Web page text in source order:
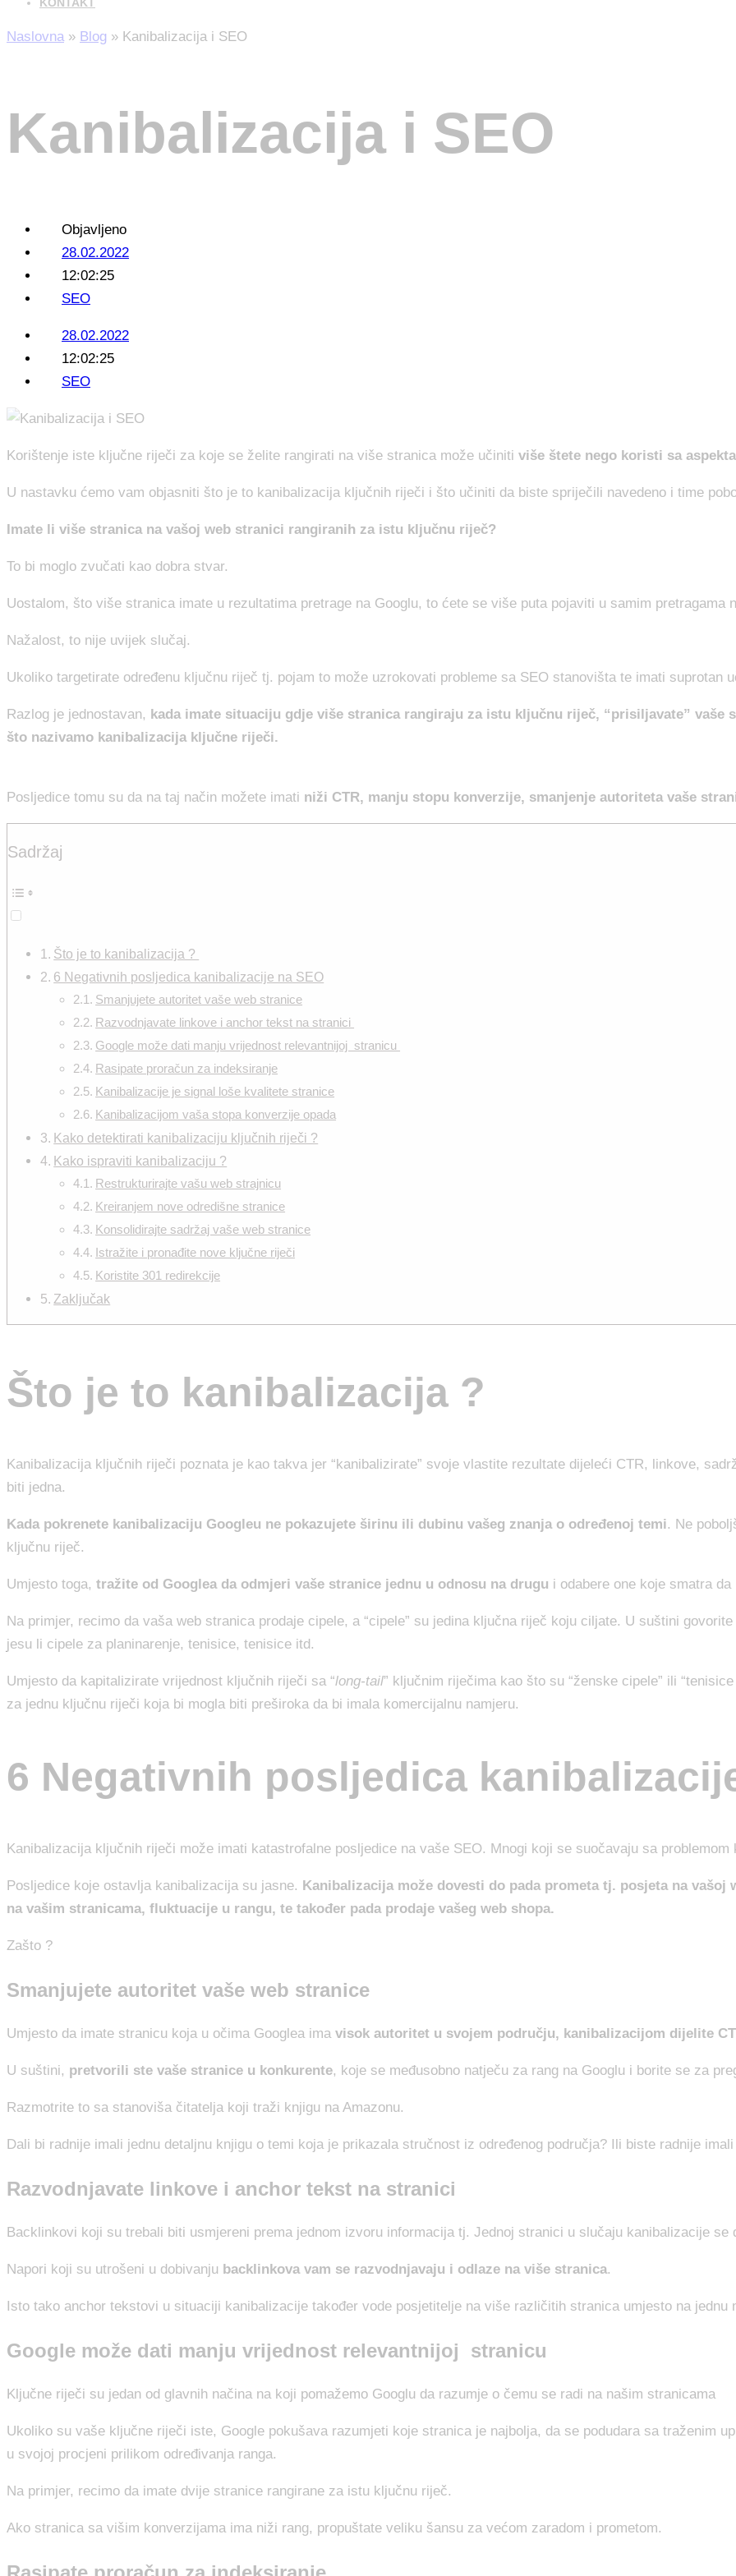
KONTAKT
Naslovna » Blog » Kanibalizacija i SEO
Kanibalizacija i SEO
Objavljeno
28.02.2022
12:02:25
SEO
28.02.2022
12:02:25
SEO
Korištenje iste ključne riječi za koje se želite rangirati na više stranica može učiniti više štete nego koristi sa
U nastavku ćemo vam objasniti što je to kanibalizacija ključnih riječi i što učiniti da biste spriječili navedeno i time
Imate li više stranica na vašoj web stranici rangiranih za istu ključnu riječ?
To bi moglo zvučati kao dobra stvar.
Uostalom, što više stranica imate u rezultatima pretrage na Googlu, to ćete se više puta pojaviti u samim pretragama
Nažalost, to nije uvijek slučaj.
Ukoliko targetirate određenu ključnu riječ tj. pojam to može uzrokovati probleme sa SEO stanovišta te imati
Razlog je jednostavan, kada imate situaciju gdje više stranica rangiraju za istu ključnu riječ, “prisiljavate” vaše
što nazivamo kanibalizacija ključne riječi.
Posljedice tomu su da na taj način možete imati niži CTR, manju stopu konverzije, smanjenje autoriteta vaše
Sadržaj
Što je to kanibalizacija ?
6 Negativnih posljedica kanibalizacije na SEO
Smanjujete autoritet vaše web stranice
Razvodnjavate linkove i anchor tekst na stranici
Google može dati manju vrijednost relevantnijoj stranicu
Rasipate proračun za indeksiranje
Kanibalizacije je signal loše kvalitete stranice
Kanibalizacijom vaša stopa konverzije opada
Kako detektirati kanibalizaciju ključnih riječi ?
Kako ispraviti kanibalizaciju ?
Restrukturirajte vašu web strajnicu
Kreiranjem nove odredišne stranice
Konsolidirajte sadržaj vaše web stranice
Istražite i pronađite nove ključne riječi
Koristite 301 redirekcije
Zaključak
Što je to kanibalizacija ?
Kanibalizacija ključnih riječi poznata je kao takva jer “kanibalizirate” svoje vlastite rezultate dijeleći CTR, linkove,
biti jedna.
Kada pokrenete kanibalizaciju Googleu ne pokazujete širinu ili dubinu vašeg znanja o određenoj temi. Ne
ključnu riječ.
Umjesto toga, tražite od Googlea da odmjeri vaše stranice jednu u odnosu na drugu i odabere one koje smatra
Na primjer, recimo da vaša web stranica prodaje cipele, a “cipele” su jedina ključna riječ koju ciljate. U suštini
jesu li cipele za planinarenje, tenisice, tenisice itd.
Umjesto da kapitalizirate vrijednost ključnih riječi sa “long-tail” ključnim riječima kao što su “ženske cipele” ili
za jednu ključnu riječi koja bi mogla biti preširoka da bi imala komercijalnu namjeru.
6 Negativnih posljedica
Kanibalizacija ključnih riječi može imati katastrofalne posljedice na vaše SEO. Mnogi koji se suočavaju sa
Posljedice koje ostavlja kanibalizacija su jasne. Kanibalizacija može dovesti do pada prometa tj. posjeta na
na vašim stranicama, fluktuacije u rangu, te također pada prodaje vašeg web shopa.
Zašto ?
Smanjujete autoritet vaše web stranice
Umjesto da imate stranicu koja u očima Googlea ima visok autoritet u svojem području, kanibalizacijom dijelite
U suštini, pretvorili ste vaše stranice u konkurente, koje se međusobno natječu za rang na Googlu i borite se za
Razmotrite to sa stanoviša čitatelja koji traži knjigu na Amazonu.
Dali bi radnije imali jednu detaljnu knjigu o temi koja je prikazala stručnost iz određenog područja? Ili biste radnije
Razvodnjavate linkove i anchor tekst na stranici
Backlinkovi koji su trebali biti usmjereni prema jednom izvoru informacija tj. Jednoj stranici u slučaju kanibalizacije
Napori koji su utrošeni u dobivanju backlinkova vam se razvodnjavaju i odlaze na više stranica.
Isto tako anchor tekstovi u situaciji kanibalizacije također vode posjetitelje na više različitih stranica umjesto na jednu
Google može dati manju vrijednost relevantnijoj stranicu
Ključne riječi su jedan od glavnih načina na koji pomažemo Googlu da razumje o čemu se radi na našim stranicama
Ukoliko su vaše ključne riječi iste, Google pokušava razumjeti koje stranica je najbolja, da se podudara sa traženim
u svojoj procjeni prilikom određivanja ranga.
Na primjer, recimo da imate dvije stranice rangirane za istu ključnu riječ.
Ako stranica sa višim konverzijama ima niži rang, propuštate veliku šansu za većom zaradom i prometom.